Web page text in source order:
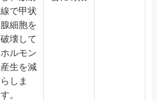
線で甲状
腺細胞を
破壊して
ホルモン
産生を減
らしま
す。